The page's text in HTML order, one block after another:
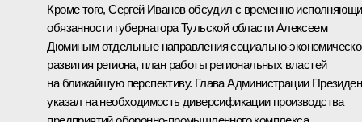
Кроме того, Сергей Иванов обсудил с временно
обязанности губернатора Тульской областиАлексеем
Дюминымотдельные направления социально-
развития региона, план работы региональных властей
на ближайшую перспективу. Глава Администрации
указал на необходимость диверсификации производства